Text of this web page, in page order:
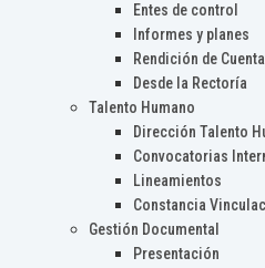
Entes de control
Informes y planes
Rendición de
Desde la Rectoría
Talento Humano
Dirección Talento
Convocatorias
Lineamientos
Constancia
Gestión Documental
Presentación